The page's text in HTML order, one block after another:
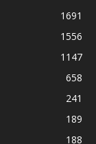
1691
1556
1147
658
241
189
188